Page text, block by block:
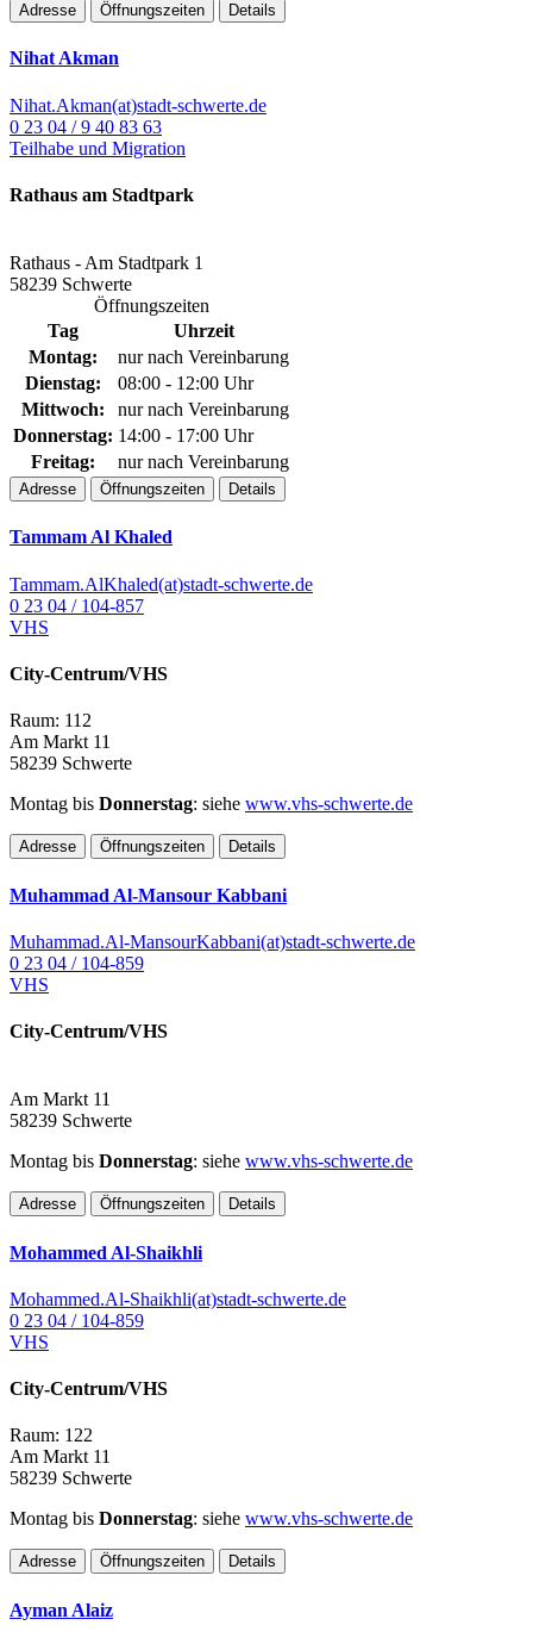
Adresse Öffnungszeiten Details
Nihat Akman
Nihat.Akman(at)stadt-schwerte.de
0 23 04 / 9 40 83 63
Teilhabe und Migration
Rathaus am Stadtpark
Rathaus - Am Stadtpark 1
58239 Schwerte
Öffnungszeiten
Tag
Uhrzeit
Montag:
nur nach Vereinbarung
Dienstag:
08:00 - 12:00 Uhr
Mittwoch:
nur nach Vereinbarung
Donnerstag: 14:00 - 17:00 Uhr
Freitag:
nur nach Vereinbarung
Adresse Öffnungszeiten Details
Tammam Al Khaled
Tammam.AlKhaled(at)stadt-schwerte.de
0 23 04 / 104-857
VHS
City-Centrum/VHS
Raum: 112
Am Markt 11
58239 Schwerte
Montag bis Donnerstag: siehe www.vhs-schwerte.de
Adresse Öffnungszeiten Details
Muhammad Al-Mansour Kabbani
Muhammad.Al-MansourKabbani(at)stadt-schwerte.de
0 23 04 / 104-859
VHS
City-Centrum/VHS
Am Markt 11
58239 Schwerte
Montag bis Donnerstag: siehe www.vhs-schwerte.de
Adresse Öffnungszeiten Details
Mohammed Al-Shaikhli
Mohammed.Al-Shaikhli(at)stadt-schwerte.de
0 23 04 / 104-859
VHS
City-Centrum/VHS
Raum: 122
Am Markt 11
58239 Schwerte
Montag bis Donnerstag: siehe www.vhs-schwerte.de
Adresse Öffnungszeiten Details
Ayman Alaiz